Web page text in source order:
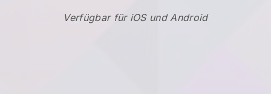
Verfügbar für iOS und Android